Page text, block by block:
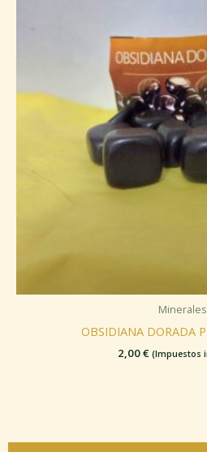
Minerales
OBSIDIANA DORADA
2,00€ (Impuestos